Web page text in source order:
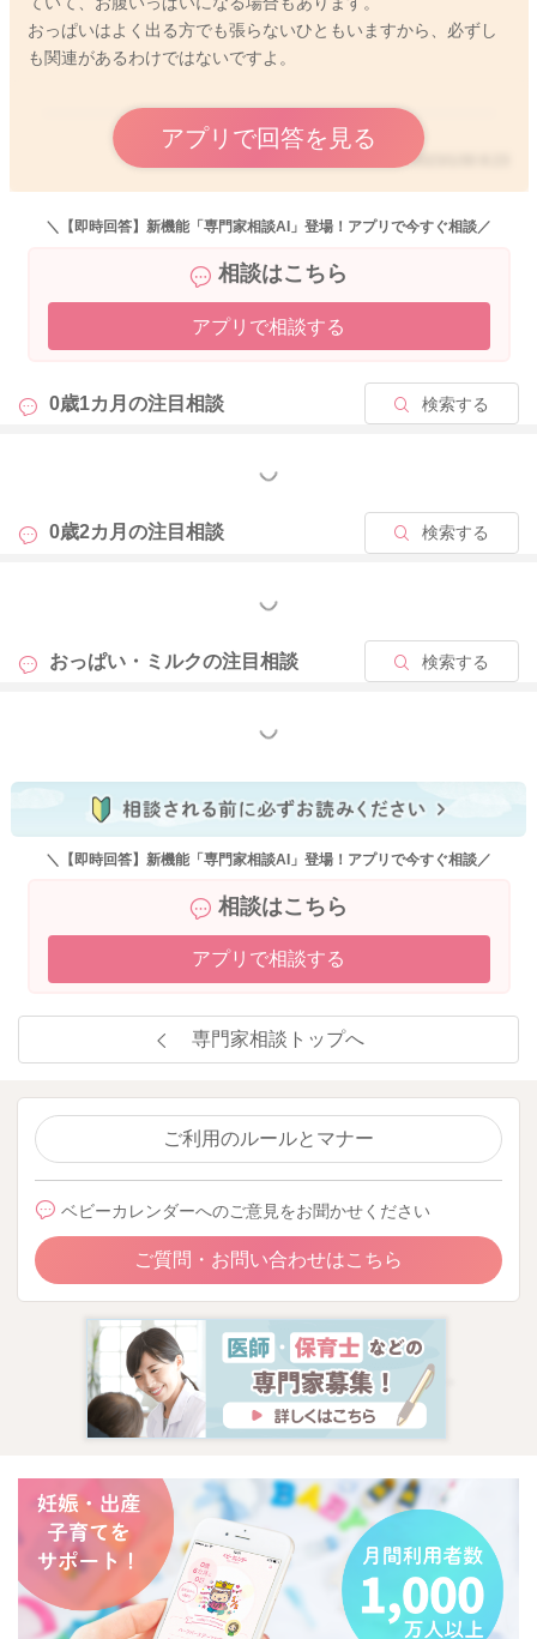
ですが、哺乳方法にとらわれず、赤ちゃんが健やかに成長して
いることが大事ですので、ご無理のない範囲でやってみてくだ
おっぱいはよく出る方でも張らないひともいますから、必ずし
も関連があるわけではないですよ。
アプリで回答を見る
2023/1/30 8:23
＼【即時回答】新機能「専門家相談AI」登場！アプリで今すぐ相談／
相談はこちら
アプリで相談する
0歳1カ月の注目相談 検索する
もっと見る
0歳2カ月の注目相談 検索する
もっと見る
おっぱい・ミルクの注目相談 検索する
もっと見る
＼【即時回答】新機能「専門家相談AI」登場！アプリで今すぐ相談／
相談はこちら
アプリで相談する
専門家相談トップへ
ご利用のルールとマナー
ベビーカレンダーへのご意見をお聞かせください
ご質問・お問い合わせはこちら